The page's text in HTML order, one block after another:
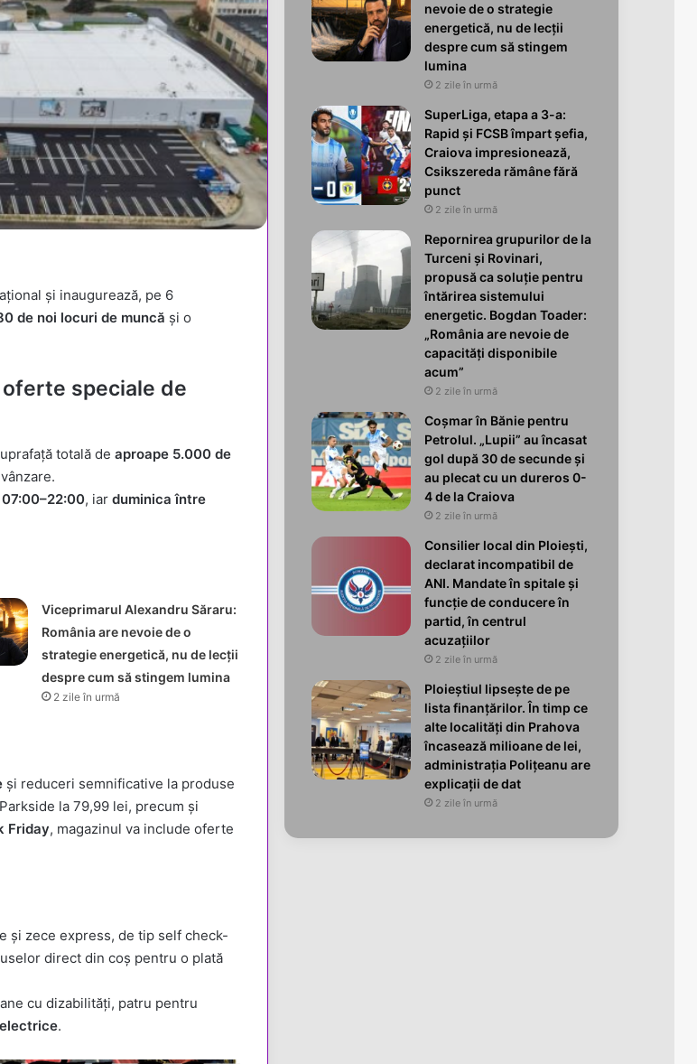
și inaugurează, pe 6
de noi locuri de muncă și o
speciale de
totală de aproape 5.000 de
, iar duminica între
Viceprimarul Alexandru Săraru:
România are nevoie de o
strategie energetică, nu de lecții
despre cum să stingem lumina
2 zile în urmă
și reduceri semnificative la produse
la 79,99 lei, precum și
Friday, magazinul va include oferte
și zece express, de tip self check-
direct din coș pentru o plată
cu dizabilități, patru pentru
.
nevoie de o strategie
energetică, nu de lecții
despre cum să stingem
lumina
2 zile în urmă
SuperLiga, etapa a 3-a:
Rapid și FCSB împart șefia,
Craiova impresionează,
Csikszereda rămâne fără
punct
2 zile în urmă
Repornirea grupurilor de la
Turceni și Rovinari,
propusă ca soluție pentru
întărirea sistemului
energetic. Bogdan Toader:
„România are nevoie de
capacități disponibile
acum”
2 zile în urmă
Coșmar în Bănie pentru
Petrolul. „Lupii” au încasat
gol după 30 de secunde și
au plecat cu un dureros 0-
4 de la Craiova
2 zile în urmă
Consilier local din Ploiești,
declarat incompatibil de
ANI. Mandate în spitale și
funcție de conducere în
partid, în centrul
acuzațiilor
2 zile în urmă
Ploieștiul lipsește de pe
lista finanțărilor. În timp ce
alte localități din Prahova
încasează milioane de lei,
administrația Polițeanu are
explicații de dat
2 zile în urmă